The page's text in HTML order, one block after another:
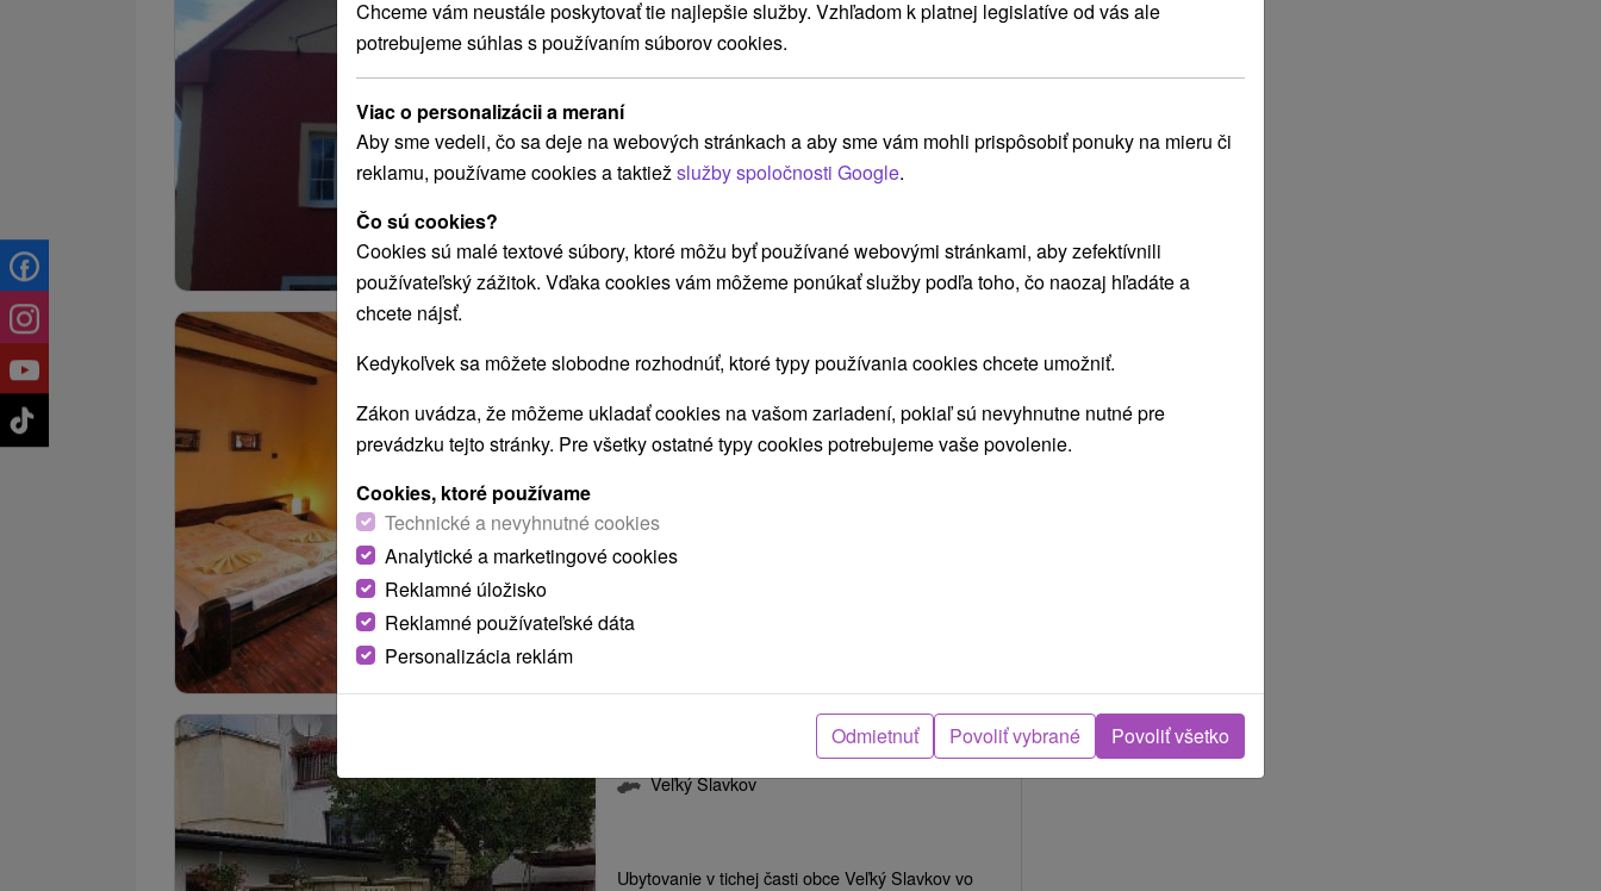
Privát v podtatranskej obci Veľký Slavkov s
krásnym výhľadom na panorámu Vysokých Tatier
ponúka...
ZOBRAZIŤ
Veľký Slavkov
Každá z izieb má...
Ubytovanie Zumrík Veľký Slavkov
Veľký Slavkov
Ubytovanie v tichej časti obce Veľký Slavkov vo
Chceme vám neustále poskytovať tie najlepšie služby. Vzhľadom k platnej legislatíve od vás ale
potrebujeme súhlas s používaním súborov cookies.
Viac o personalizácii a meraní
Aby sme vedeli, čo sa deje na webových stránkach a aby sme vám mohli prispôsobiť ponuky na mieru či
reklamu, používame cookies a taktiež služby spoločnosti Google.
Čo sú cookies?
Cookies sú malé textové súbory, ktoré môžu byť používané webovými stránkami, aby zefektívnili
používateľský zážitok. Vďaka cookies vám môžeme ponúkať služby podľa toho, čo naozaj hľadáte a
chcete nájsť.
Kedykoľvek sa môžete slobodne rozhodnúť, ktoré typy používania cookies chcete umožniť.
Zákon uvádza, že môžeme ukladať cookies na vašom zariadení, pokiaľ sú nevyhnutne nutné pre
prevádzku tejto stránky. Pre všetky ostatné typy cookies potrebujeme vaše povolenie.
Cookies, ktoré používame
Technické a nevyhnutné cookies
Analytické a marketingové cookies
Reklamné úložisko
Reklamné používateľské dáta
Personalizácia reklám
Odmietnuť Povoliť vybrané Povoliť všetko